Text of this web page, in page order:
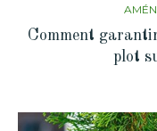
Comment
plot